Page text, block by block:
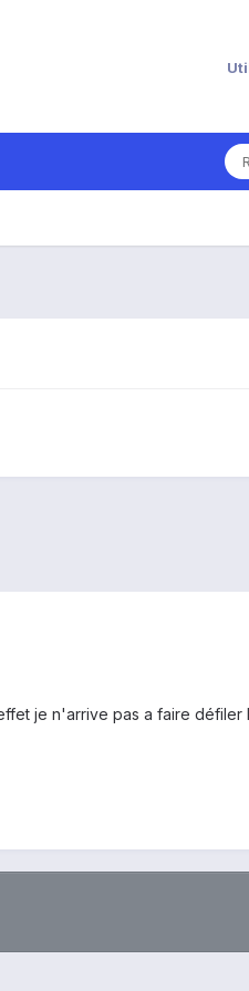
je n'arrive pas a faire défiler